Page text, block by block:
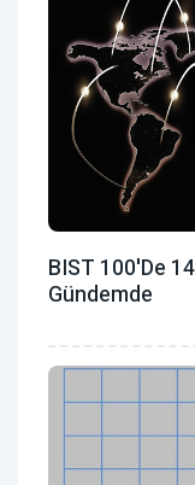
BIST 100'de
Gündemde